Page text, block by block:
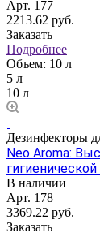
Арт. 177
2213.62 руб.
Заказать
Подробнее
Объем: 10 л
5 л
10 л
Дезинфекторы
Neo Aroma:
В наличии
Арт. 178
3369.22 руб.
Заказать